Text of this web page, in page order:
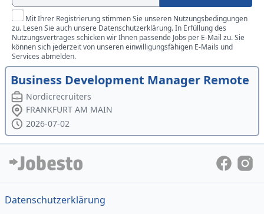
Mit Ihrer Registrierung stimmen Sie unseren Nutzungsbedingungen
zu. Lesen Sie auch unsere Datenschutzerklärung. In Erfüllung des
Nutzungsvertrages schicken wir Ihnen passende Jobs per E-Mail zu. Sie
können sich jederzeit von unseren einwilligungsfähigen E-Mails und
Services abmelden.
Business Development Manager Remote
Nordicrecruiters
FRANKFURT AM MAIN
2026-07-02
Datenschutzerklärung